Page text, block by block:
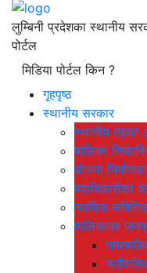
लुम्बिनी प्रदेशका स्थानीय
पोर्टल
मिडिया पोर्टल किन ?
गृहपृष्ठ
स्थानीय सरकार
स्थानीय तहका
पालिका
योजना
पदाधिकारीका
न्यायिक
पालिकाका